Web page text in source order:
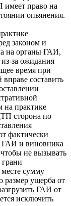
имеет право на
опьянения.
законом и
на органы ГАИ,
за ожидания
время при
составить
на практике
сторона по
фактически
ГАИ и виновника
не вызывать
сумму
ущерба от
ГАИ от
исключить